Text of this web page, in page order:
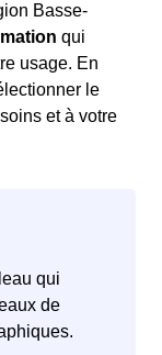
Basse-
qui
usage. En
le
et à votre
qui
de